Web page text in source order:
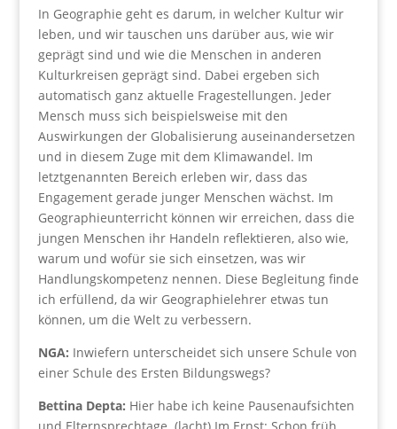
In Geographie geht es darum, in welcher Kultur wir
leben, und wir tauschen uns darüber aus, wie wir
geprägt sind und wie die Menschen in anderen
Kulturkreisen geprägt sind. Dabei ergeben sich
automatisch ganz aktuelle Fragestellungen. Jeder
Mensch muss sich beispielsweise mit den
Auswirkungen der Globalisierung auseinandersetzen
und in diesem Zuge mit dem Klimawandel. Im
letztgenannten Bereich erleben wir, dass das
Engagement gerade junger Menschen wächst. Im
Geographieunterricht können wir erreichen, dass die
jungen Menschen ihr Handeln reflektieren, also wie,
warum und wofür sie sich einsetzen, was wir
Handlungskompetenz nennen. Diese Begleitung finde
ich erfüllend, da wir Geographielehrer etwas tun
können, um die Welt zu verbessern.
NGA: Inwiefern unterscheidet sich unsere Schule von
einer Schule des Ersten Bildungswegs?
Bettina Depta: Hier habe ich keine Pausenaufsichten